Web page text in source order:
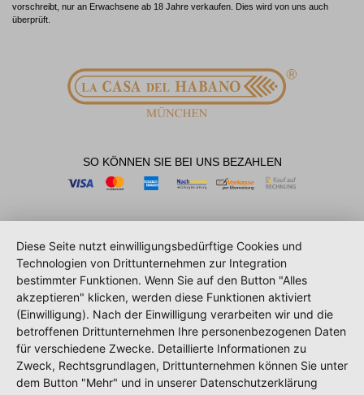
vorschreibt, nur an Erwachsene ab 18 Jahre verkaufen. Dies wird von uns auch
überprüft.
SO KÖNNEN SIE BEI UNS BEZAHLEN
Diese Seite nutzt einwilligungsbedürftige Cookies und
Technologien von Drittunternehmen zur Integration
bestimmter Funktionen. Wenn Sie auf den Button "Alles
akzeptieren" klicken, werden diese Funktionen aktiviert
(Einwilligung). Nach der Einwilligung verarbeiten wir und die
betroffenen Drittunternehmen Ihre personenbezogenen Daten
für verschiedene Zwecke. Detaillierte Informationen zu
Zweck, Rechtsgrundlagen, Drittunternehmen können Sie unter
dem Button "Mehr" und in unserer Datenschutzerklärung